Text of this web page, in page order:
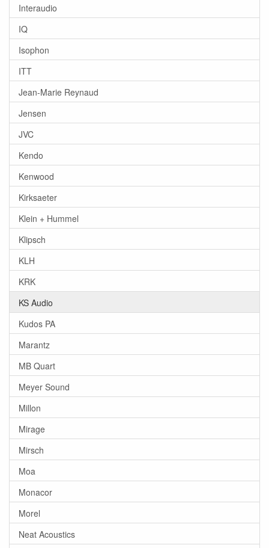
Interaudio
IQ
Isophon
ITT
Jean-Marie Reynaud
Jensen
JVC
Kendo
Kenwood
Kirksaeter
Klein + Hummel
Klipsch
KLH
KRK
KS Audio
Kudos PA
Marantz
MB Quart
Meyer Sound
Millon
Mirage
Mirsch
Moa
Monacor
Morel
Neat Acoustics